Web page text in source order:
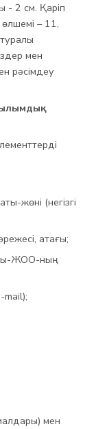
- 2 см. Қаріп
– 11,
мен
рәсімдеу
жөні (негізгі
атағы;
ЖОО-ның
mail);
мен